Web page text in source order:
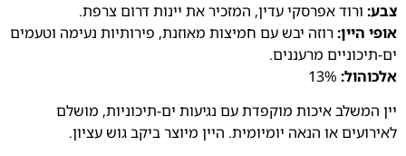
צבע: ורוד אפרסקי עדין, המזכיר את יינות דרום צרפת.
אופי היין:רוזה יבש עם חמיצות מאוזנת, פירותיות נעימה וטעמים
ים-תיכוניים מרעננים.
אלכוהול:
יין המשלב איכות מוקפדת עם נגיעות ים-תיכוניות, מושלם
לאירועים או הנאה יומיומית. היין מיוצר ביקב גוש עציון.